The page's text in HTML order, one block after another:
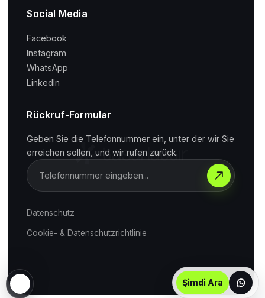
Social Media
Facebook
Instagram
WhatsApp
LinkedIn
Rückruf-Formular
Geben Sie die Telefonnummer ein, unter der wir Sie
erreichen sollen, und wir rufen zurück.
Datenschutz
Cookie- & Datenschutzrichtlinie
Şimdi Ara